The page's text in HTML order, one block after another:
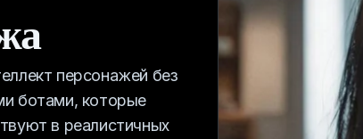
персонажей без
ботами, которые
в реалистичных